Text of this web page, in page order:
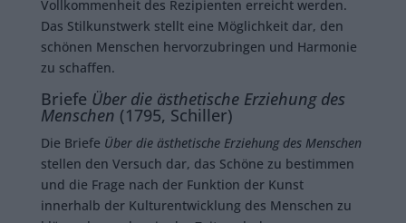
Vollkommenheit des Rezipienten erreicht werden.
Das Stilkunstwerk stellt eine Möglichkeit dar, den
schönen Menschen hervorzubringen und Harmonie
zu schaffen.
Briefe Über die ästhetische Erziehung des
Menschen (1795, Schiller)
Die Briefe Über die ästhetische Erziehung des Menschen
stellen den Versuch dar, das Schöne zu bestimmen
und die Frage nach der Funktion der Kunst
innerhalb der Kulturentwicklung des Menschen zu